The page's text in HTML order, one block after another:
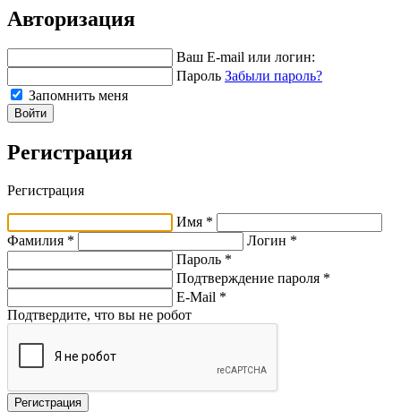
Авторизация
Ваш E-mail или логин:
Пароль Забыли пароль?
Запомнить меня
Войти
Регистрация
Регистрация
Имя *
Фамилия *
Логин *
Пароль *
Подтверждение пароля *
E-Mail *
Подтвердите, что вы не робот
Регистрация